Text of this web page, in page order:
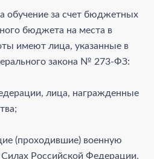
обучение за счет бюджетных
бюджета на места в
имеют лица, указанные в
закона № 273-ФЗ:
лица, награжденные
(проходившие) военную
Российской Федерации,